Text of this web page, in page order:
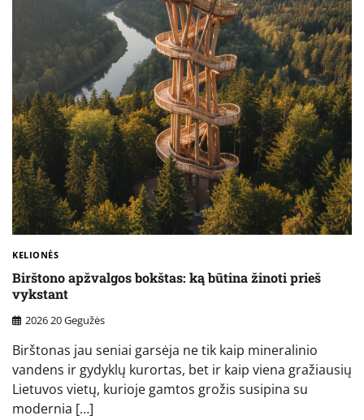
KELIONĖS
Birštono apžvalgos bokštas: ką būtina žinoti prieš
vykstant
2026 20 Gegužės
Birštonas jau seniai garsėja ne tik kaip mineralinio
vandens ir gydyklų kurortas, bet ir kaip viena gražiausių
Lietuvos vietų, kurioje gamtos grožis susipina su
modernia […]